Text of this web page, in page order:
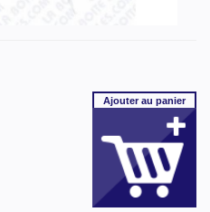
Ajouterau panier